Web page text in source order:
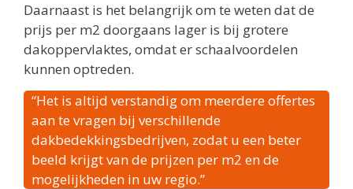
Daarnaast is het belangrijk om te weten dat de
prijs per m2 doorgaans lager is bij grotere
dakoppervlaktes, omdat er schaalvoordelen
kunnen optreden.
“Het is altijd verstandig om meerdere offertes
aan te vragen bij verschillende
dakbedekkingsbedrijven, zodat u een beter
beeld krijgt van de prijzen per m2 en de
mogelijkheden in uw regio.”